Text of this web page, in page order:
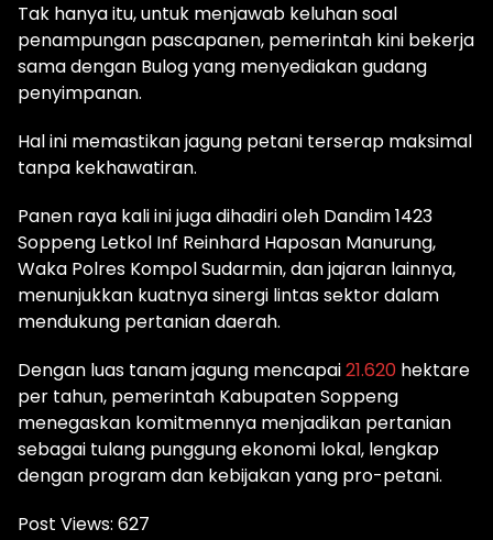
Tak hanya itu, untuk menjawab keluhan soal
penampungan pascapanen, pemerintah kini bekerja
sama dengan Bulog yang menyediakan gudang
penyimpanan.
Hal ini memastikan jagung petani terserap maksimal
tanpa kekhawatiran.
Panen raya kali ini juga dihadiri oleh Dandim 1423
Soppeng Letkol Inf Reinhard Haposan Manurung,
Waka Polres Kompol Sudarmin, dan jajaran lainnya,
menunjukkan kuatnya sinergi lintas sektor dalam
mendukung pertanian daerah.
Dengan luas tanam jagung mencapai21.620 hektare
per tahun, pemerintah Kabupaten Soppeng
menegaskan komitmennya menjadikan pertanian
sebagai tulang punggung ekonomi lokal, lengkap
dengan program dan kebijakan yang pro-petani.
Post Views: 627